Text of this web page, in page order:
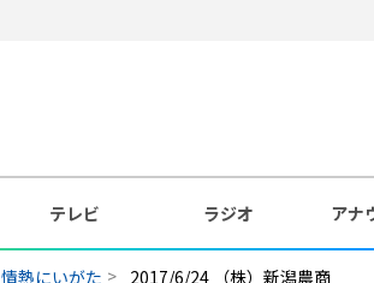
テレビ ラジオ アナ
情熱にいがた 2017/6/24 （株）新潟農商